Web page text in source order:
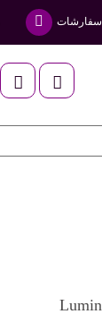
سفارشات